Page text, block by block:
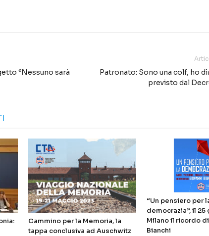
“Nessuno sarà
Patronato: Sono una colf, ho
previsto dal
Cammino per la Memoria, la
tappa conclusiva ad Auschwitz
“Un pensiero per
democrazia”, il 25
Milano il ricordo
Bianchi